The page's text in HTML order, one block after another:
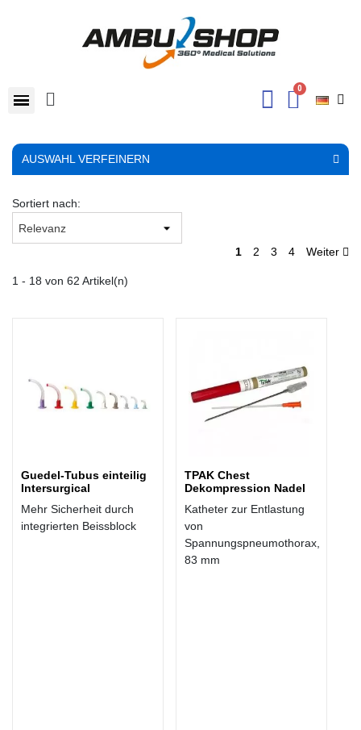
AUSWAHL VERFEINERN
Sortiert nach:
1 2 3 4 Weiter
1 - 18 von 62 Artikel(n)
Guedel-Tubus einteilig
Intersurgical
Mehr Sicherheit durch
integrierten Beissblock
TPAK Chest
Dekompression Nadel
Katheter zur Entlastung
von
Spannungspneumothorax,
83 mm